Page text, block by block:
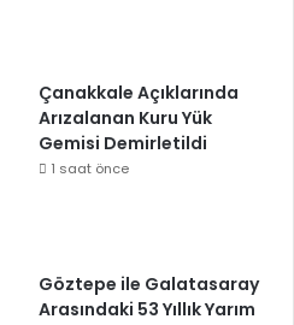
Çanakkale Açıklarında
Arızalanan Kuru Yük
Gemisi Demirletildi
1 saat önce
Göztepe ile Galatasaray
Arasındaki 53 Yıllık Yarım